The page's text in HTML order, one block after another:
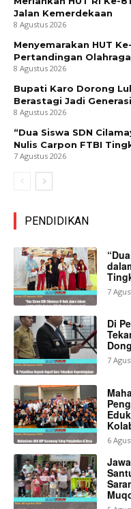
Jalan Kemerdekaan
8 Agustus 2026
Menyemarakan HUT
Pertandingan
8 Agustus 2026
Bupati Karo Dorong
Berastagi Jadi
8 Agustus 2026
“Dua Siswa SDN
Nulis Carpon FTBI
7 Agustus 2026
PENDIDIKAN
7
Di
7
6